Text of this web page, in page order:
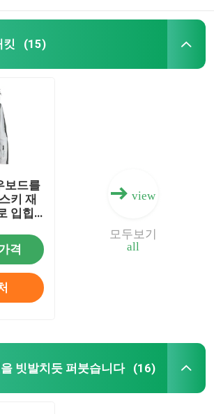
킷 (15)
보드를
키 재
입힙
격
view
all
모두보기
빗발치듯 퍼붓습니다 (16)